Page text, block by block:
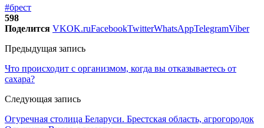
#брест
598
Поделится VKOK.ruFacebookTwitterWhatsAppTelegramViber
Предыдущая запись
Что происходит с организмом, когда вы отказываетесь от
сахара?
Следующая запись
Огуречная столица Беларуси. Брестская область, агрогородок